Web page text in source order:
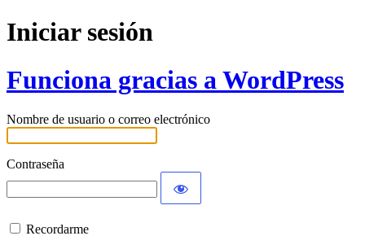
Iniciar sesión
Funciona gracias a WordPress
Nombre de usuario o correo electrónico
Contraseña
Recordarme